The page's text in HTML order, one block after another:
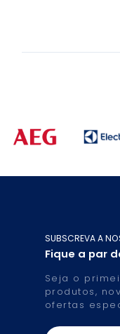
SUBSCREVA A
Fique a par
Seja o
produtos,
ofertas